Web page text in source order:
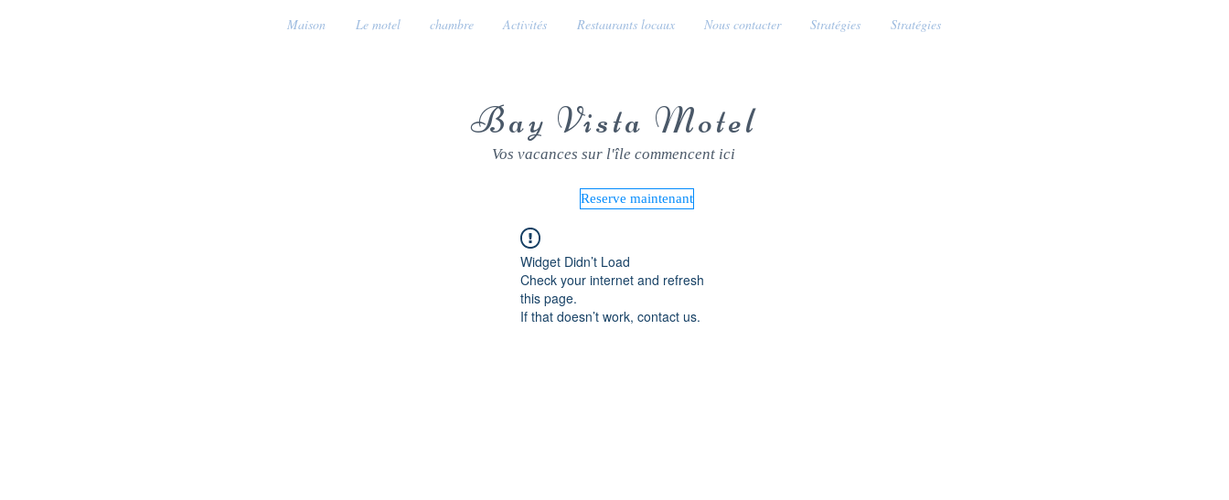
Maison Le motel chambre Activités Restaurants locaux Nous contacter Stratégies Stratégies
Bay Vista Motel
Vos vacances sur l'île commencent ici
Reserve maintenant
Widget Didn’t Load
Check your internet and refresh
this page.
If that doesn’t work, contact us.